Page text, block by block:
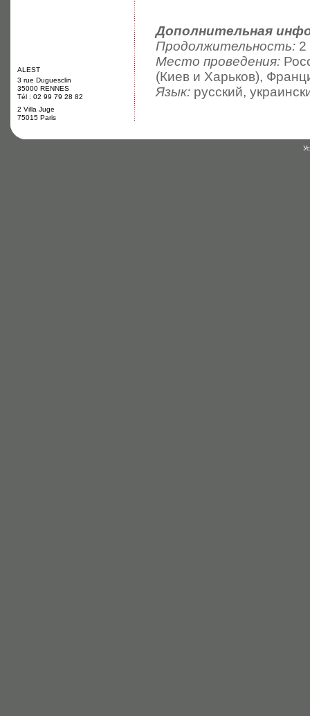
Дополнительная
Продолжительность: 2
Место проведения:
(Киев и Харьков),
Язык: русский,
ALEST
3 rue Duguesclin
35000 RENNES
Tél : 02 99 79 28 82
2 Villa Juge
75015 Paris